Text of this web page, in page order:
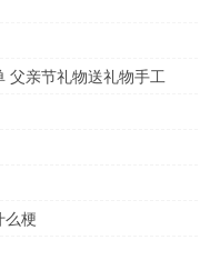
父亲节礼物送礼物手工
么梗